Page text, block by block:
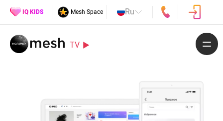
IQ KIDS Mesh Space Ru
TV